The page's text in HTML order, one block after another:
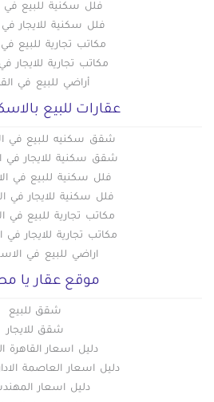
فلل سكنية للبيع في
فلل سكنية للايجار في
مكاتب تجارية للبيع في
مكاتب تجارية للايجار
أراضي للبيع في
عقارات للبيع
شقق سكنيه للبيع في
شقق سكنية للايجار في
فلل سكنية للبيع في
فلل سكنية للايجار في
مكاتب تجارية للبيع في
مكاتب تجارية للايجار في
اراضي للبيع في
موقع عقار يا
شقق للبيع
شقق للايجار
دليل اسعار القاهرة
دليل اسعار العاصمة
دليل اسعار